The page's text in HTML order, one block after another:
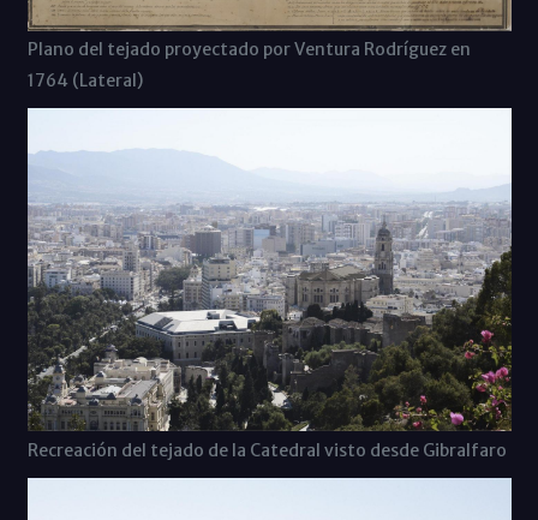
Plano del tejado proyectado por Ventura Rodríguez en
1764 (Lateral)
Recreación del tejado de la Catedral visto desde Gibralfaro